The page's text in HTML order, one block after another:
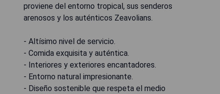
proviene del entorno tropical, sus senderos
arenosos y los auténticos Zeavolians.
- Altísimo nivel de servicio.
- Comida exquisita y auténtica.
- Interiores y exteriores encantadores.
- Entorno natural impresionante.
- Diseño sostenible que respeta el medio